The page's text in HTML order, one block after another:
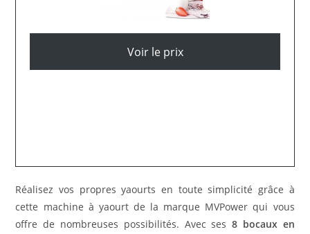
Voir le prix
Réalisez vos propres yaourts en toute simplicité grâce à
cette machine à yaourt de la marque MVPower qui vous
offre de nombreuses possibilités. Avec ses8 bocaux en